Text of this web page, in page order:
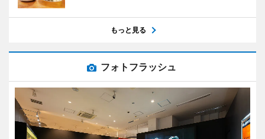
もっと見る
フォトフラッシュ